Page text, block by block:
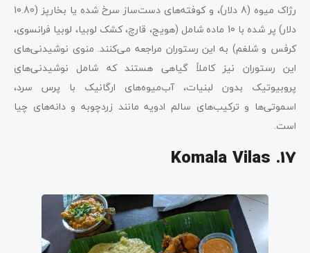
رژاک میوه (8 دلار)، و کوفته‌های دست‌ساز سرخ شده یا بخارپز (10.80
دلار) پر شده با 10 ماده شامل (هویج، قارچ، کشک لوبیا، لوبیا فرانسوی،
کرفس و شلغم) به این رستوران مراجعه می‌کنند. منوی نوشیدنی‌های
این رستوران نیز کاملاً گیاهی هستند که شامل نوشیدنی‌های
پروبیوتیک بدون لبنیات، آب‌میوه‌های ارگانیک با پرس سرد،
اسموتی‌ها و ترکیب‌های سالم ادویه مانند زردچوبه و دانه‌های چیا
است.
17. Komala Vilas